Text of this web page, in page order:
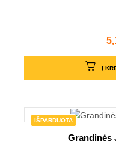
Į
IŠPARDUOTA
Grandinės